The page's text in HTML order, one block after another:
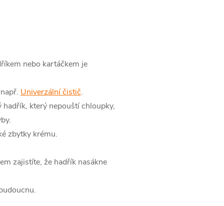
nebo kartáčkem je
Univerzální čistič.
který nepouští chloupky,
zbytky krému.
zajistíte, že hadřík nasákne